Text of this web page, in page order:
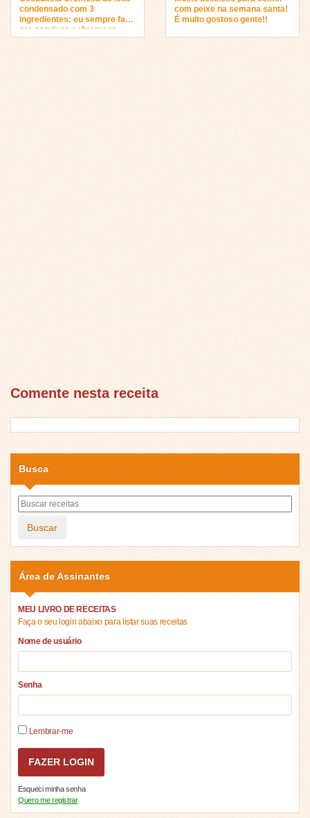
condensado com 3
ingredientes: eu sempre faço
pra servir na sobremesa…
com peixe na semana santa!
É muito gostoso gente!!
Comente nesta receita
Busca
Buscar
Área de Assinantes
MEU LIVRO DE RECEITAS
Faça o seu login abaixo para listar suas receitas
Nome de usuário
Senha
Lembrar-me
Esqueci minha senha
Quero me registrar